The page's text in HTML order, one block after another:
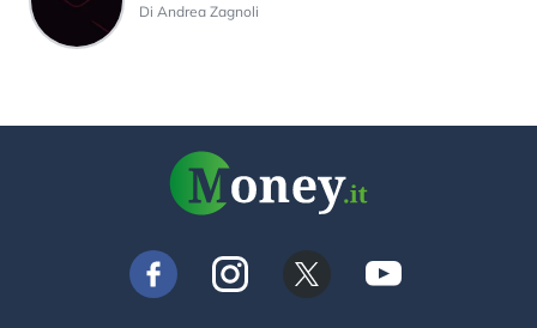
Di Andrea Zagnoli